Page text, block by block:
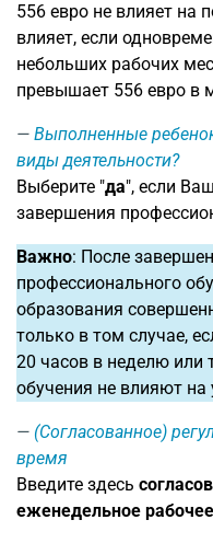
556 евро не влияет на
влияет, если
небольших рабочих
превышает 556 евро в
Выполненные
виды деятельности?
Выберите "да", если
завершения
Важно: После
профессионального
образования
только в том случае,
20 часов в неделю или
обучения не влияют на
(Согласованное)
время
Введите здесь
еженедельное